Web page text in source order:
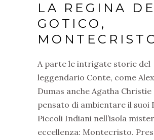
LA REGINA
GOTICO,
A parte le intrigate storie del
leggendario Conte, come
Dumas anche Agatha Christie
pensato di ambientare il suoi
Piccoli Indiani nell’isola
eccellenza: Montecristo.